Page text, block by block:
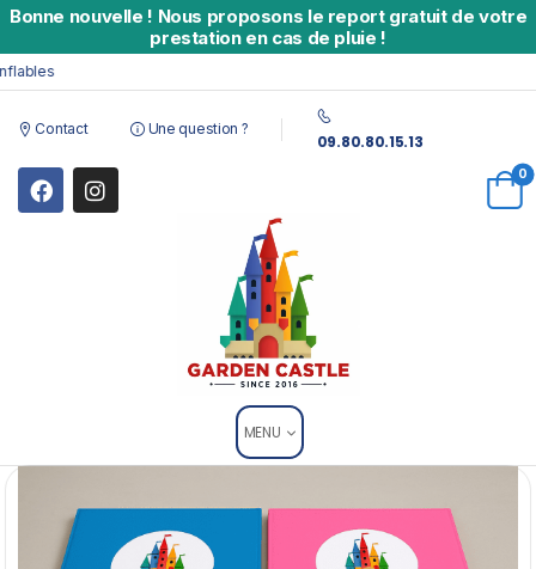
Bonne nouvelle ! Nous proposons le report gratuit de votre
prestation en cas de pluie !
Contact Une question ?
09.80.80.15.13
0
MENU